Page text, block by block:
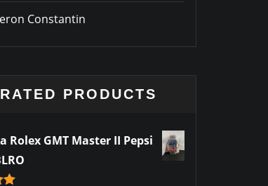
Constantin
PRODUCTS
Rolex GMT Master II Pepsi